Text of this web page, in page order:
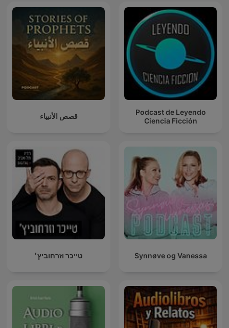
قصص الأنبياء
Podcast de Leyendo
Ciencia Ficción
טייכר וזרחוביץ׳ Synnøve og Vanessa